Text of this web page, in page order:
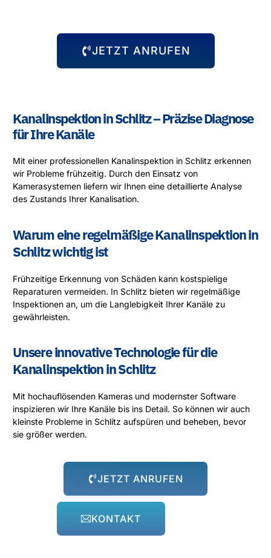
JETZT ANRUFEN
Kanalinspektion in Schlitz – Präzise Diagnose
für Ihre Kanäle
Mit einer professionellen Kanalinspektion in Schlitz erkennen
wir Probleme frühzeitig. Durch den Einsatz von
Kamerasystemen liefern wir Ihnen eine detaillierte Analyse
des Zustands Ihrer Kanalisation.
Warum eine regelmäßige Kanalinspektion in
Schlitz wichtig ist
Frühzeitige Erkennung von Schäden kann kostspielige
Reparaturen vermeiden. In Schlitz bieten wir regelmäßige
Inspektionen an, um die Langlebigkeit Ihrer Kanäle zu
gewährleisten.
Unsere innovative Technologie für die
Kanalinspektion in Schlitz
Mit hochauflösenden Kameras und modernster Software
inspizieren wir Ihre Kanäle bis ins Detail. So können wir auch
kleinste Probleme in Schlitz aufspüren und beheben, bevor
sie größer werden.
JETZT ANRUFEN
KONTAKT